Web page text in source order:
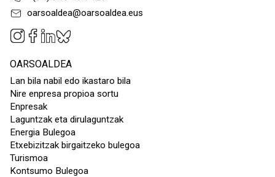
oarsoaldea@oarsoaldea.eus
OARSOALDEA
Lan bila nabil edo ikastaro bila
Nire enpresa propioa sortu
Enpresak
Laguntzak eta dirulaguntzak
Energia Bulegoa
Etxebizitzak birgaitzeko bulegoa
Turismoa
Kontsumo Bulegoa